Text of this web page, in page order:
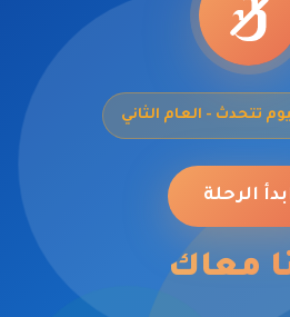
تتحدث - العام الثاني
الرحلة
معاك